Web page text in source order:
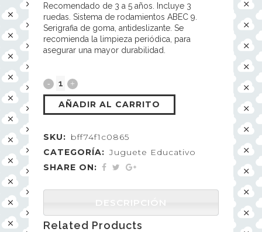
Recomendado de 3 a 5 años. Incluye 3
ruedas. Sistema de rodamientos ABEC 9.
Serigrafia de goma, antideslizante. Se
recomienda la limpieza periódica, para
asegurar una mayor durabilidad.
AÑADIR AL CARRITO
SKU: bff74f1c0865
CATEGORÍA: Juguete Educativo
SHARE ON:
DESCRIPCIÓN
Related Products